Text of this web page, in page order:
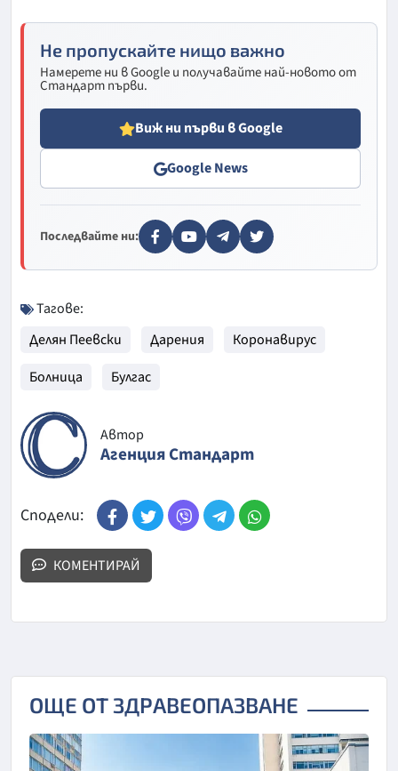
Не пропускайте нищо важно
Намерете ни в Google и получавайте най-новото от
Стандарт първи.
Виж ни първи в Google
Google News
Последвайте ни:
Тагове:
Делян Пеевски
Дарения
Коронавирус
Болница
Булгас
Автор
Агенция Стандарт
Сподели:
КОМЕНТИРАЙ
ОЩЕ ОТ ЗДРАВЕОПАЗВАНЕ